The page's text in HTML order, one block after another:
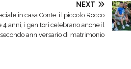
NEXT
in casa Conte: il piccolo Rocco
4 anni, i genitori celebrano anche il
secondo anniversario di matrimonio